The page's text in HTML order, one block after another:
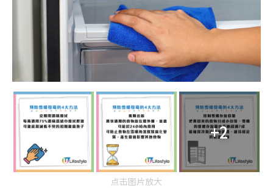
+2
点击图片放大